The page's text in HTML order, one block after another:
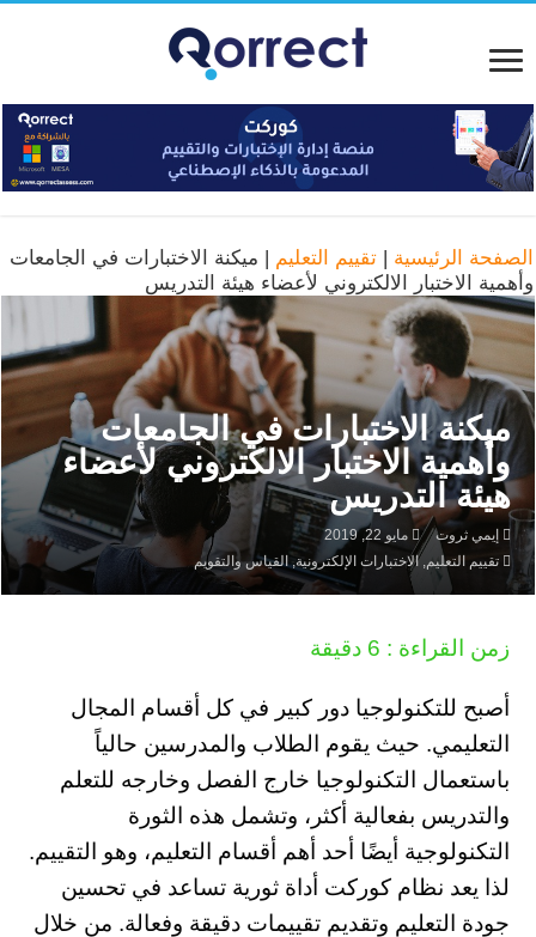
الصفحة الرئيسية |تقييم التعليم | ميكنة الاختبارات في الجامعات
وأهمية الاختبار الالكتروني لأعضاء هيئة التدريس
ميكنة الاختبارات في الجامعات
وأهمية الاختبار الالكتروني لأعضاء
هيئة التدريس
إيمي ثروت
مايو 22, 2019
تقييم التعليم,الاختبارات الإلكترونية,القياس والتقويم
زمن القراءة : 6 دقيقة
أصبح للتكنولوجيا دور كبير في كل أقسام المجال
التعليمي. حيث يقوم الطلاب والمدرسين حالياً
باستعمال التكنولوجيا خارج الفصل وخارجه للتعلم
والتدريس بفعالية أكثر، وتشمل هذه الثورة
التكنولوجية أيضًا أحد أهم أقسام التعليم، وهو التقييم.
لذا يعد نظام كوركت أداة ثورية تساعد في تحسين
جودة التعليم وتقديم تقييمات دقيقة وفعالة. من خلال